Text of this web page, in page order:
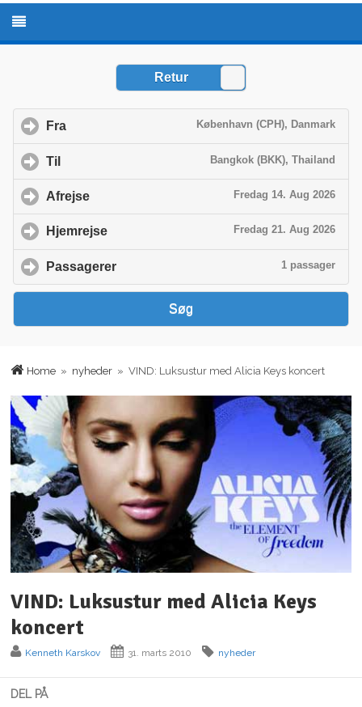
Home » nyheder » VIND: Luksustur med Alicia Keys koncert
VIND: Luksustur med Alicia Keys
koncert
Kenneth Karskov 31. marts 2010 nyheder
DEL PÅ